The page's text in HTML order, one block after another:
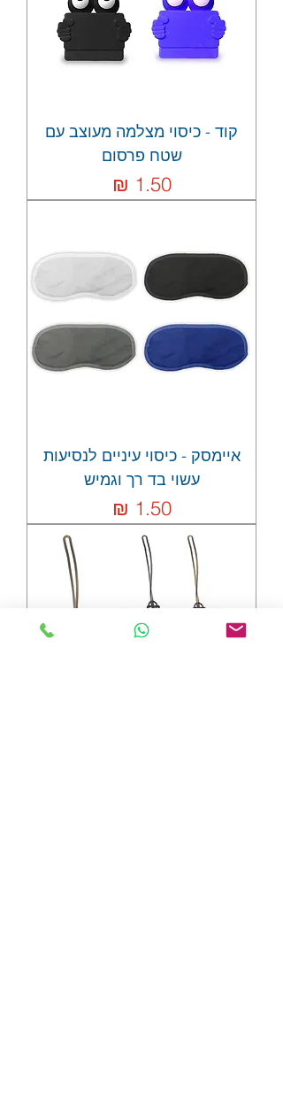
קוד - כיסוי מצלמה מעוצב עם
שטח פרסום
מחיר‏1.50 ‏₪
איימסק - כיסוי עיניים לנסיעות
עשוי בד רך וגמיש
מחיר‏1.50 ‏₪